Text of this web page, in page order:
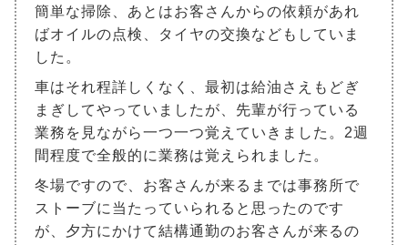
簡単な掃除、あとはお客さんからの依頼があれ
ばオイルの点検、タイヤの交換などもしていま
した。
車はそれ程詳しくなく、最初は給油さえもどぎ
まぎしてやっていましたが、先輩が行っている
業務を見ながら一つ一つ覚えていきました。2週
間程度で全般的に業務は覚えられました。
冬場ですので、お客さんが来るまでは事務所で
ストーブに当たっていられると思ったのです
が、夕方にかけて結構通勤のお客さんが来るの